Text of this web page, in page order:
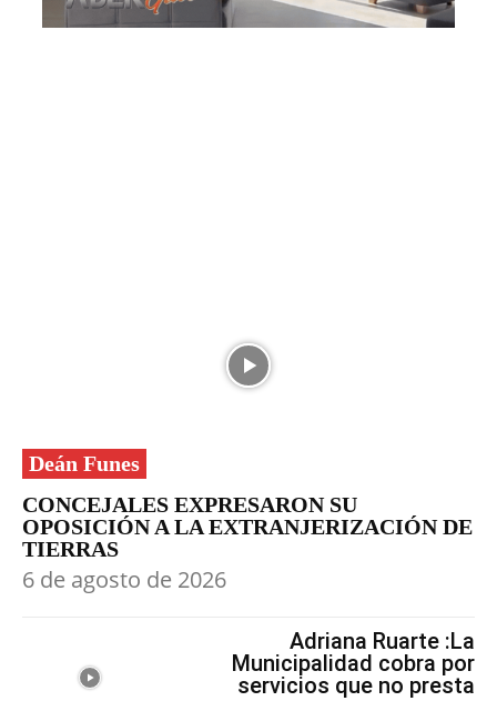
Deán Funes
CONCEJALES EXPRESARON SU
OPOSICIÓN A LA EXTRANJERIZACIÓN DE
TIERRAS
6 de agosto de 2026
Adriana Ruarte :La
Municipalidad cobra por
servicios que no presta